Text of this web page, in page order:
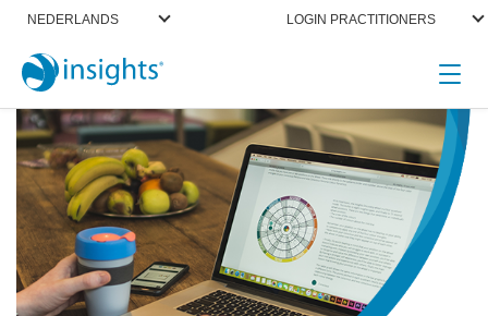
NEDERLANDS LOGIN PRACTITIONERS